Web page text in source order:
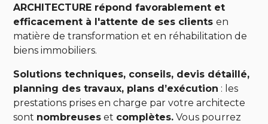
ARCHITECTURE répond favorablement et
efficacement à l'attente de ses clientsen
matière de transformation et en réhabilitation de
biens immobiliers.
Solutions techniques, conseils, devis détaillé,
planning des travaux, plans d’exécution : les
prestations prises en charge par votre architecte
sont nombreuses et complètes. Vous pourrez